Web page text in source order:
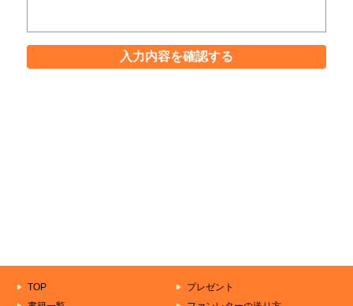
入力内容を確認する
TOP
プレゼント